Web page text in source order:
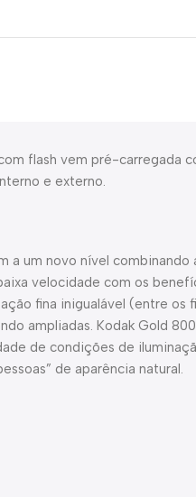
flash vem pré-carregada
e externo.
a um novo nível combinando
velocidade com os
fina inigualável (entre os
ampliadas. Kodak Gold
de condições de
de aparência natural.